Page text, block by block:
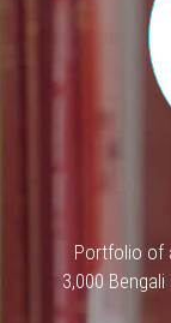
Portfolio of
3,000